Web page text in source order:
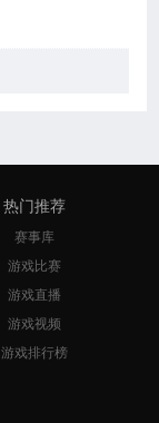
热门推荐
赛事库
游戏比赛
游戏直播
游戏视频
游戏排行榜